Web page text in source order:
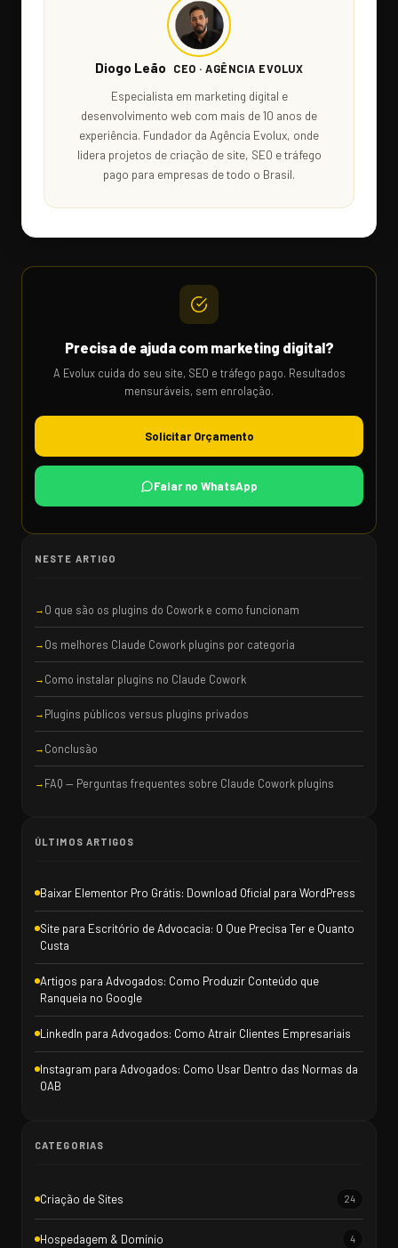
Diogo Leão CEO · AGÊNCIA EVOLUX
Especialista em marketing digital e
desenvolvimento web com mais de 10 anos de
experiência. Fundador da Agência Evolux, onde
lidera projetos de criação de site, SEO e tráfego
pago para empresas de todo o Brasil.
Precisa de ajuda com marketing digital?
A Evolux cuida do seu site, SEO e tráfego pago. Resultados
mensuráveis, sem enrolação.
Solicitar Orçamento
Falar no WhatsApp
NESTE ARTIGO
O que são os plugins do Cowork e como funcionam
Os melhores Claude Cowork plugins por categoria
Como instalar plugins no Claude Cowork
Plugins públicos versus plugins privados
Conclusão
FAQ — Perguntas frequentes sobre Claude Cowork plugins
ÚLTIMOS ARTIGOS
Baixar Elementor Pro Grátis: Download Oficial para WordPress
Site para Escritório de Advocacia: O Que Precisa Ter e Quanto
Custa
Artigos para Advogados: Como Produzir Conteúdo que
Ranqueia no Google
LinkedIn para Advogados: Como Atrair Clientes Empresariais
Instagram para Advogados: Como Usar Dentro das Normas da
OAB
CATEGORIAS
Criação de Sites 24
Hospedagem & Domínio 4